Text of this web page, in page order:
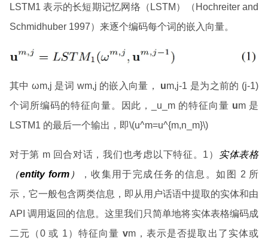
LSTM1 表示的长短期记忆网络（LSTM）（Hochreiter and
Schmidhuber 1997）来逐个编码每个词的嵌入向量。
其中 ωm,j 是词 wm,j 的嵌入向量， um,j-1 是为之前的 (j-1)
个词所编码的特征向量。因此，_u_m 的特征向量 um 是
LSTM1 的最后一个输出，即\(u^m=u^{m,n_m}\)
对于第 m 回合对话，我们也考虑以下特征。1） 实体表格
（entity form）
，收集用于完成任务的信息。如图 2 所
示，它一般包含两类信息，即从用户话语中提取的实体和由
API 调用返回的信息。这里我们只简单地将实体表格编码成
二元（0 或 1）特征向量 vm，表示是否提取出了实体或